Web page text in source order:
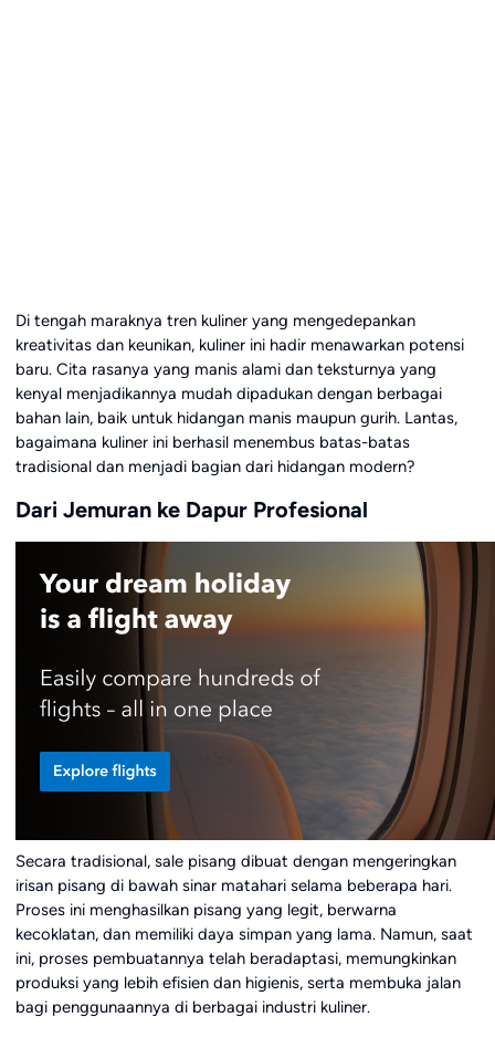
Di tengah maraknya tren kuliner yang mengedepankan
kreativitas dan keunikan, kuliner ini hadir menawarkan potensi
baru. Cita rasanya yang manis alami dan teksturnya yang
kenyal menjadikannya mudah dipadukan dengan berbagai
bahan lain, baik untuk hidangan manis maupun gurih. Lantas,
bagaimana kuliner ini berhasil menembus batas-batas
tradisional dan menjadi bagian dari hidangan modern?
Dari Jemuran ke Dapur Profesional
Secara tradisional, sale pisang dibuat dengan mengeringkan
irisan pisang di bawah sinar matahari selama beberapa hari.
Proses ini menghasilkan pisang yang legit, berwarna
kecoklatan, dan memiliki daya simpan yang lama. Namun, saat
ini, proses pembuatannya telah beradaptasi, memungkinkan
produksi yang lebih efisien dan higienis, serta membuka jalan
bagi penggunaannya di berbagai industri kuliner.